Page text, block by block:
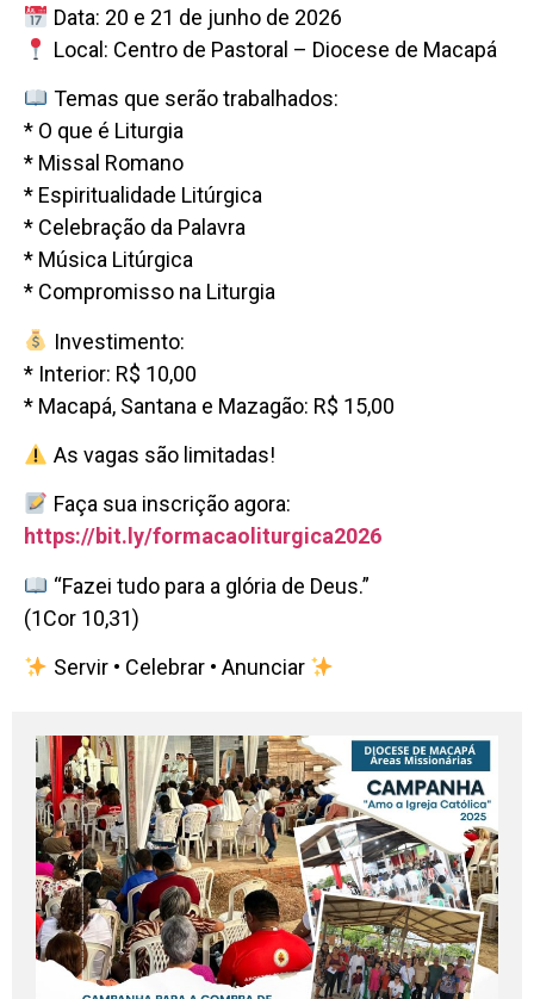
Data: 20 e 21 de junho de 2026
Local: Centro de Pastoral – Diocese de Macapá
Temas que serão trabalhados:
* O que é Liturgia
* Missal Romano
* Espiritualidade Litúrgica
* Celebração da Palavra
* Música Litúrgica
* Compromisso na Liturgia
Investimento:
* Interior: R$ 10,00
* Macapá, Santana e Mazagão: R$ 15,00
As vagas são limitadas!
Faça sua inscrição agora:
https://bit.ly/formacaoliturgica2026
“Fazei tudo para a glória de Deus.”
(1Cor 10,31)
Servir • Celebrar • Anunciar